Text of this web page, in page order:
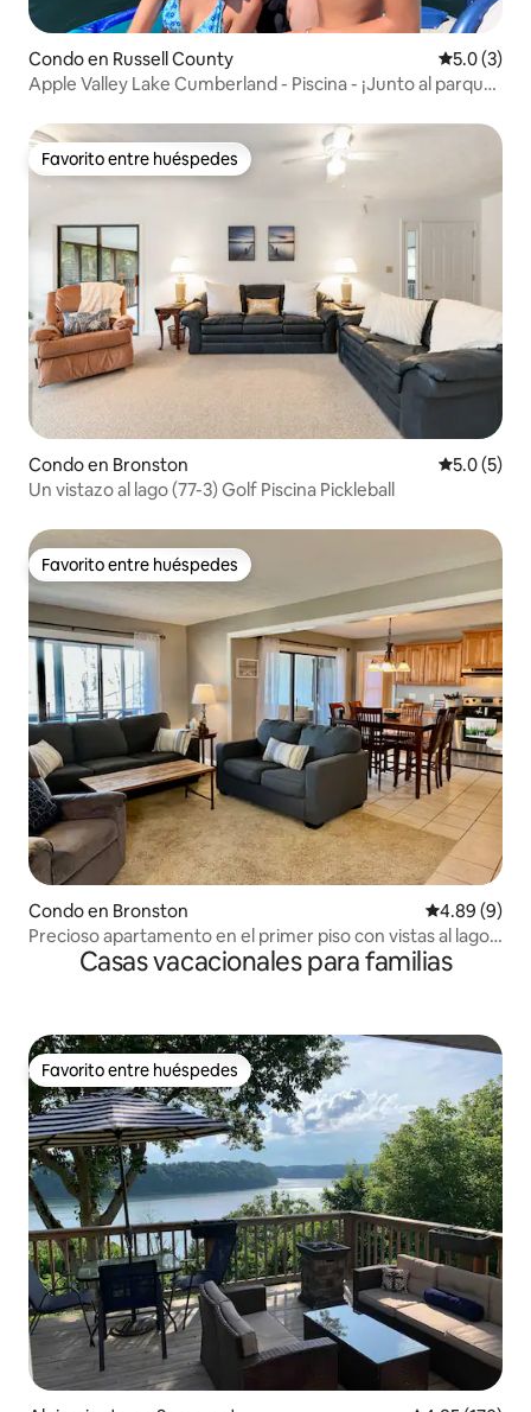
Condo en Russell County
5.0 (3)
Apple Valley Lake Cumberland - Piscina - ¡Junto al parque
Favorito entre huéspedes
Favorito entre huéspedes
Condo en Bronston
5.0 (5)
Un vistazo al lago (77-3) Golf Piscina Pickleball
Favorito entre huéspedes
Favorito entre huéspedes
Condo en Bronston Calificación
4.89 (9)
Precioso apartamento en el primer piso con vistas al lago
en Woodson Bend
Casas vacacionales para familias
Favorito entre huéspedes
Favorito entre huéspedes